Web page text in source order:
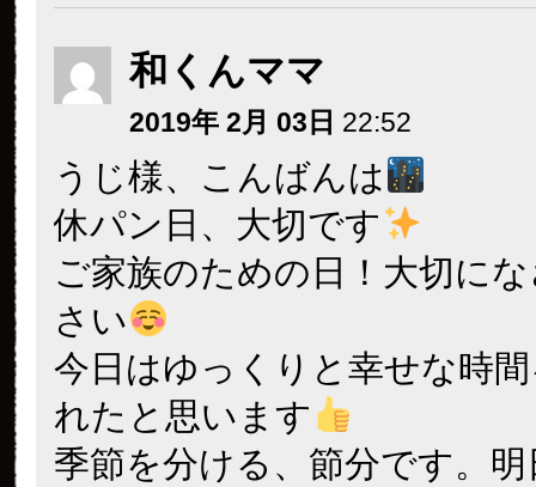
和くんママ
2019年 2月 03日 22:52
うじ様、こんばんは
休パン日、大切です
ご家族のための日！大切に
さい
今日はゆっくりと幸せな時
れたと思います
季節を分ける、節分です。